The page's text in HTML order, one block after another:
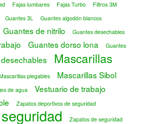
Fajas lumbares Fajas Turbo Filtros 3M
Guantes 3L
Guantes algodón blancos
Guantes de nitrilo
Guantes desechables
Guantes dorso lona
Guantes
Mascarillas
plegables Mascarillas Sibol
de agua
Vestuario de trabajo
Zapatos deportivos de seguridad
Zapatos de seguridad